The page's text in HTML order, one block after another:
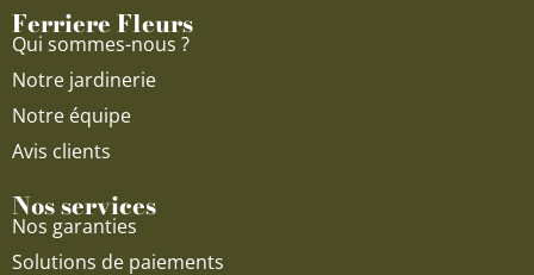
Ferriere Fleurs
Qui sommes-nous ?
Notre jardinerie
Notre équipe
Avis clients
Nos services
Nos garanties
Solutions de paiements